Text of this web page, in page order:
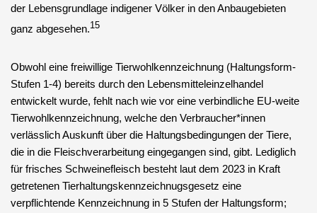
der Lebensgrundlage indigener Völker in den Anbaugebieten
ganz abgesehen.15
Obwohl eine freiwillige Tierwohlkennzeichnung (Haltungsform-
Stufen 1-4) bereits durch den Lebensmitteleinzelhandel
entwickelt wurde, fehlt nach wie vor eine verbindliche EU-weite
Tierwohlkennzeichnung, welche den Verbraucher*innen
verlässlich Auskunft über die Haltungsbedingungen der Tiere,
die in die Fleischverarbeitung eingegangen sind, gibt. Lediglich
für frisches Schweinefleisch besteht laut dem 2023 in Kraft
getretenen Tierhaltungskennzeichnugsgesetz eine
verpflichtende Kennzeichnung in 5 Stufen der Haltungsform;